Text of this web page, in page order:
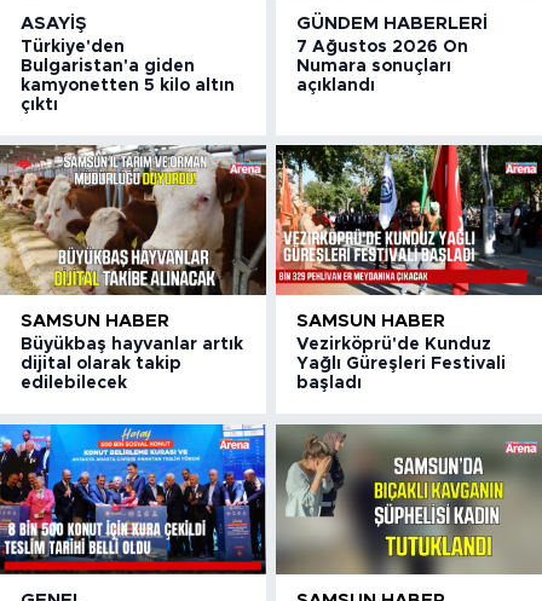
ASAYIŞ
Türkiye'den
Bulgaristan'a giden
kamyonetten 5 kilo altın
çıktı
GÜNDEM HABERLERI
7 Ağustos 2026 On
Numara sonuçları
açıklandı
SAMSUN HABER
Büyükbaş hayvanlar artık
dijital olarak takip
edilebilecek
SAMSUN HABER
Vezirköprü'de Kunduz
Yağlı Güreşleri Festivali
başladı